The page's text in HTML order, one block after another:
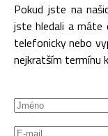
Pokud jste na
jste hledali a máte
telefonicky nebo
nejkratším termínu